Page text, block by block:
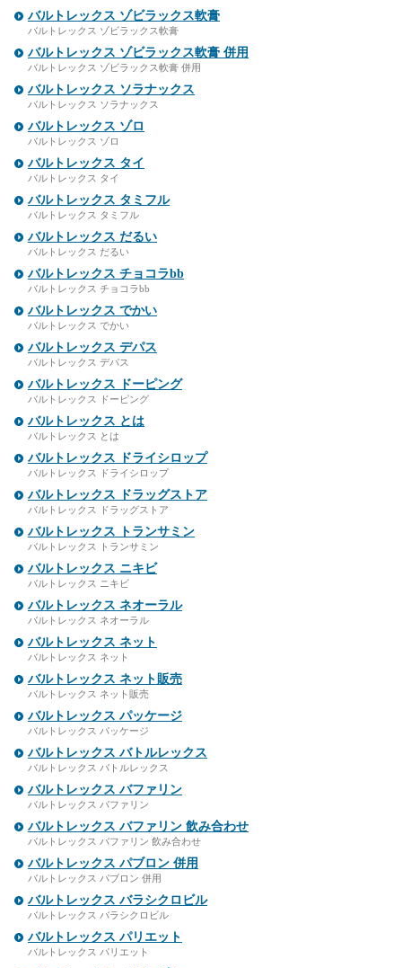
バルトレックス ゾビラックス軟膏
バルトレックス ゾビラックス軟膏
バルトレックス ゾビラックス軟膏 併用
バルトレックス ゾビラックス軟膏 併用
バルトレックス ソラナックス
バルトレックス ソラナックス
バルトレックス ゾロ
バルトレックス ゾロ
バルトレックス タイ
バルトレックス タイ
バルトレックス タミフル
バルトレックス タミフル
バルトレックス だるい
バルトレックス だるい
バルトレックス チョコラbb
バルトレックス チョコラbb
バルトレックス でかい
バルトレックス でかい
バルトレックス デパス
バルトレックス デパス
バルトレックス ドーピング
バルトレックス ドーピング
バルトレックス とは
バルトレックス とは
バルトレックス ドライシロップ
バルトレックス ドライシロップ
バルトレックス ドラッグストア
バルトレックス ドラッグストア
バルトレックス トランサミン
バルトレックス トランサミン
バルトレックス ニキビ
バルトレックス ニキビ
バルトレックス ネオーラル
バルトレックス ネオーラル
バルトレックス ネット
バルトレックス ネット
バルトレックス ネット販売
バルトレックス ネット販売
バルトレックス パッケージ
バルトレックス パッケージ
バルトレックス バトルレックス
バルトレックス バトルレックス
バルトレックス バファリン
バルトレックス バファリン
バルトレックス バファリン 飲み合わせ
バルトレックス バファリン 飲み合わせ
バルトレックス パブロン 併用
バルトレックス パブロン 併用
バルトレックス バラシクロビル
バルトレックス バラシクロビル
バルトレックス パリエット
バルトレックス パリエット